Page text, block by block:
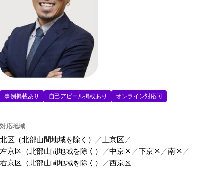
事例掲載あり 自己アピール掲載あり オンライン対応可
対応地域
北区（北部山間地域を除く）
上京区
左京区（北部山間地域を除く）
中京区 下京区
南区
右京区（北部山間地域を除く）
西京区